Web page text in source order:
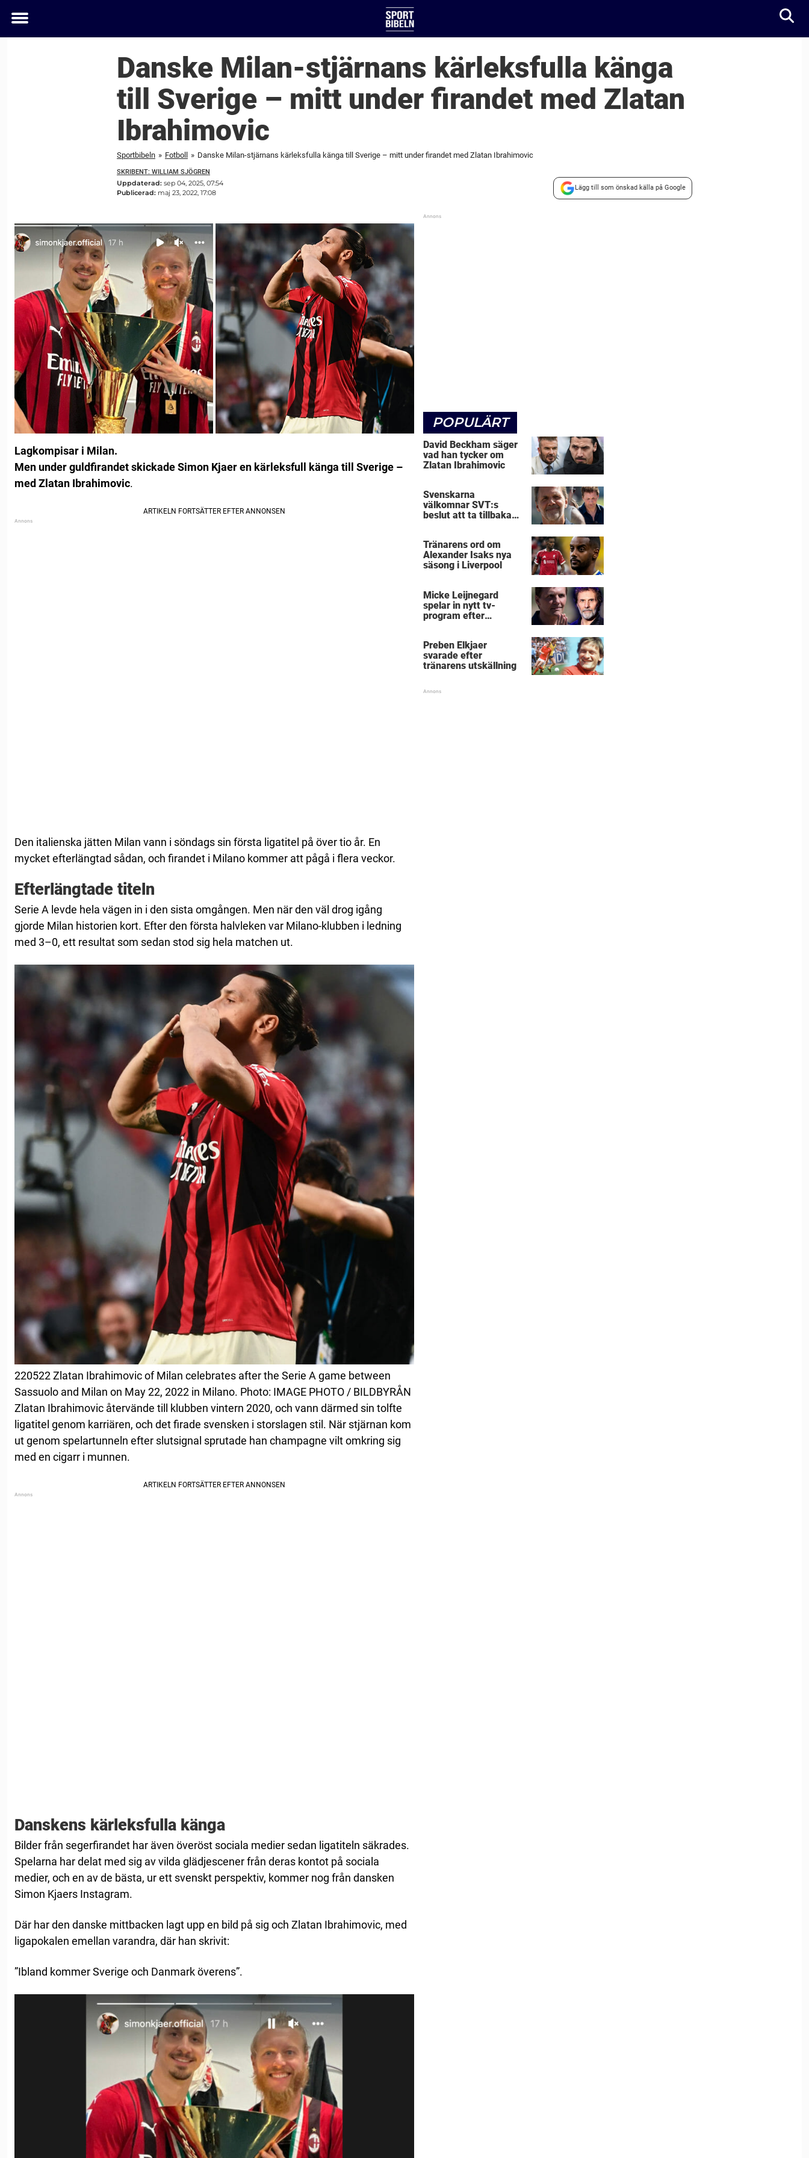
Toggle
Danske Milan-stjärnans kärleksfulla känga
till Sverige – mitt under firandet med Zlatan
Ibrahimovic
Sportbibeln » Fotboll » Danske Milan-stjärnans kärleksfulla känga till Sverige – mitt under firandet med Zlatan Ibrahimovic
SKRIBENT: WILLIAM SJÖGREN
Uppdaterad: sep 04, 2025, 07:54
Publicerad: maj 23, 2022, 17:08
Lägg till som önskad källa på Google
Lagkompisar i Milan.
Men under guldfirandet skickade Simon Kjaer en kärleksfull känga till Sverige –
med Zlatan Ibrahimovic.
Den italienska jätten Milan vann i söndags sin första ligatitel på över tio år. En
mycket efterlängtad sådan, och firandet i Milano kommer att pågå i flera veckor.
Efterlängtade titeln
Serie A levde hela vägen in i den sista omgången. Men när den väl drog igång
gjorde Milan historien kort. Efter den första halvleken var Milano-klubben i ledning
med 3–0, ett resultat som sedan stod sig hela matchen ut.
220522 Zlatan Ibrahimovic of Milan celebrates after the Serie A game between
Sassuolo and Milan on May 22, 2022 in Milano. Photo: IMAGE PHOTO / BILDBYRÅN
Zlatan Ibrahimovic återvände till klubben vintern 2020, och vann därmed sin tolfte
ligatitel genom karriären, och det firade svensken i storslagen stil. När stjärnan kom
ut genom spelartunneln efter slutsignal sprutade han champagne vilt omkring sig
med en cigarr i munnen.
Danskens kärleksfulla känga
Bilder från segerfirandet har även överöst sociala medier sedan ligatiteln säkrades.
Spelarna har delat med sig av vilda glädjescener från deras kontot på sociala
medier, och en av de bästa, ur ett svenskt perspektiv, kommer nog från dansken
Simon Kjaers Instagram.
Där har den danske mittbacken lagt upp en bild på sig och Zlatan Ibrahimovic, med
ligapokalen emellan varandra, där han skrivit:
”Ibland kommer Sverige och Danmark överens”.
POPULÄRT
David Beckham säger
vad han tycker om
Zlatan Ibrahimovic
Svenskarna
välkomnar SVT:s
beslut att ta tillbaka
Tränarens ord om
Alexander Isaks nya
säsong i Liverpool
Micke Leijnegard
spelar in nytt tv-
program efter
Preben Elkjaer
svarade efter
tränarens utskällning